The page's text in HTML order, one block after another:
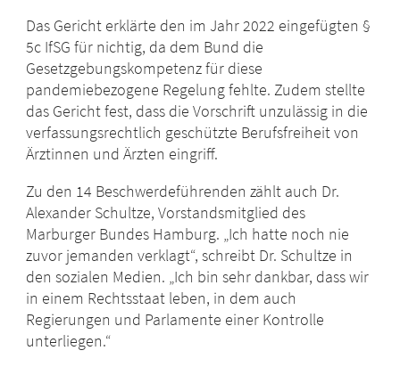
Das Gericht erklärte den im Jahr 2022 eingefügten §
5c IfSG für nichtig, da dem Bund die
Gesetzgebungskompetenz für diese
pandemiebezogene Regelung fehlte. Zudem stellte
das Gericht fest, dass die Vorschrift unzulässig in die
verfassungsrechtlich geschützte Berufsfreiheit von
Ärztinnen und Ärzten eingriff.
Zu den 14 Beschwerdeführenden zählt auch Dr.
Alexander Schultze, Vorstandsmitglied des
Marburger Bundes Hamburg. „Ich hatte noch nie
zuvor jemanden verklagt“, schreibt Dr. Schultze in
den sozialen Medien. „Ich bin sehr dankbar, dass wir
in einem Rechtsstaat leben, in dem auch
Regierungen und Parlamente einer Kontrolle
unterliegen.“